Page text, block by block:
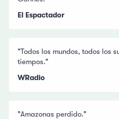
El Espactador
"Todos los mundos, todos los
tiempos."
WRadio
"Amazonas perdido."